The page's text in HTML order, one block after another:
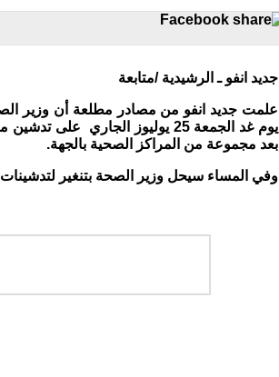
جديد انفو ـ الرشيدية /متابعة
علمت جديد انفو من مصادر مطلعة أن وزير
بعد مجموعة من المراكز الصحية بالجهة.
وفي المساء سيحل وزير الصحة بتنغير لتدشينات